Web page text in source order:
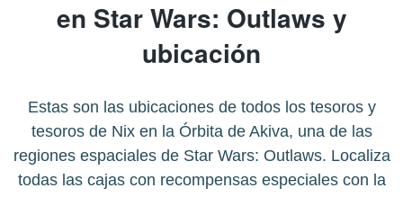
en Star Wars: Outlaws y
ubicación
Estas son las ubicaciones de todos los tesoros y
tesoros de Nix en la Órbita de Akiva, una de las
regiones espaciales de Star Wars: Outlaws. Localiza
todas las cajas con recompensas especiales con la